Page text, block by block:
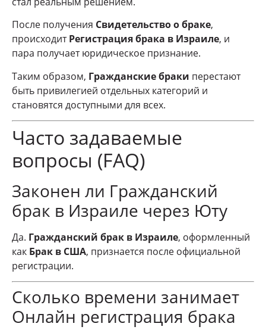
После получения Свидетельство о браке,
происходитРегистрация брака в Израиле, и
пара получает юридическое признание.
Таким образом, Гражданские браки перестают
быть привилегией отдельных категорий и
становятся доступными для всех.
Часто задаваемые
вопросы (FAQ)
Законен ли Гражданский
брак в Израиле через Юту
Да. Гражданский брак в Израиле, оформленный
как Брак в США, признается после официальной
регистрации.
Сколько времени занимает
Онлайн регистрация брака